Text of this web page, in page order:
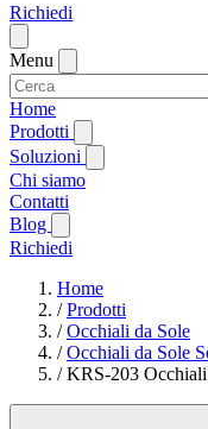
Richiedi
Menu
Home
Prodotti
Soluzioni
Chi siamo
Contatti
Blog
Richiedi
Home
/Prodotti
/Occhiali da Sole
/Occhiali da Sole
/KRS-203 Occhiali